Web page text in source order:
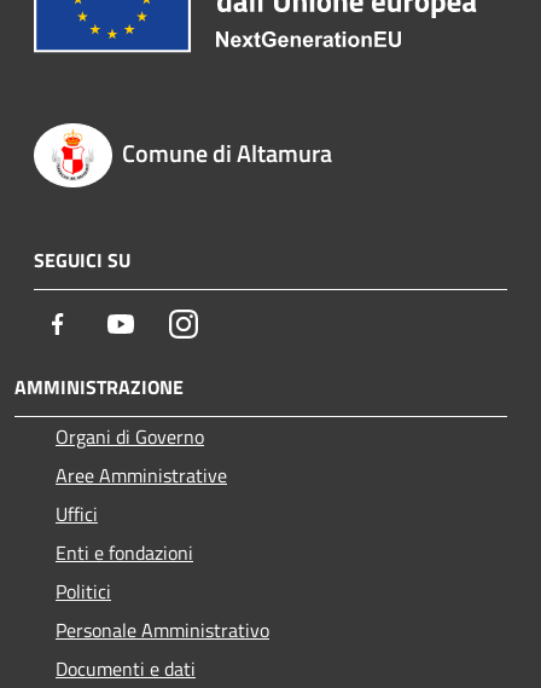
Comune di Altamura
SEGUICI SU
Facebook YoutubeInstagram
AMMINISTRAZIONE
Organi di Governo
Aree Amministrative
Uffici
Enti e fondazioni
Politici
Personale Amministrativo
Documenti e dati